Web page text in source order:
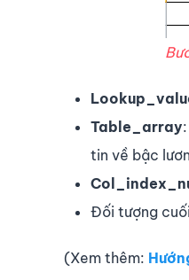
Table_array
tin về bậc
Đối tượng
(Xem thêm: